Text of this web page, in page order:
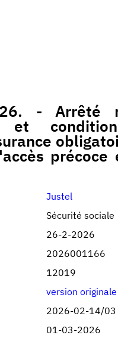
- Arrêté
et
précoce
Justel
Sécurité sociale
26-2-2026
2026001166
12019
version originale
2026-02-14/03
01-03-2026